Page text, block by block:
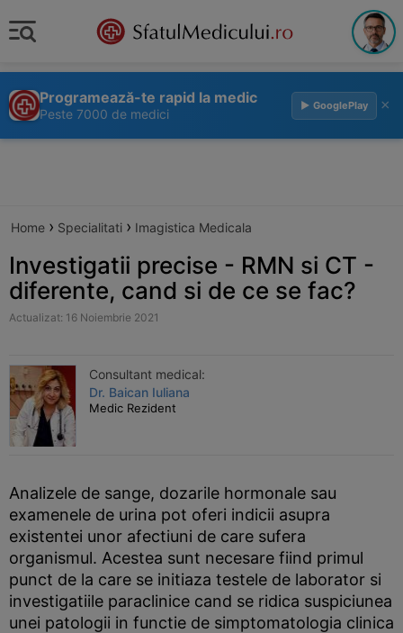
Programează-te rapid la medic
Peste 7000 de medici
▶ GooglePlay ×
Home › Specialitati › Imagistica Medicala
Investigatii precise - RMN si CT -
diferente, cand si de ce se fac?
Actualizat: 16 Noiembrie 2021
Consultant medical:
Dr. Baican Iuliana
Medic Rezident
Analizele de sange, dozarile hormonale sau
examenele de urina pot oferi indicii asupra
existentei unor afectiuni de care sufera
organismul. Acestea sunt necesare fiind primul
punct de la care se initiaza testele de laborator si
investigatiile paraclinice cand se ridica suspiciunea
unei patologii in functie de simptomatologia clinica